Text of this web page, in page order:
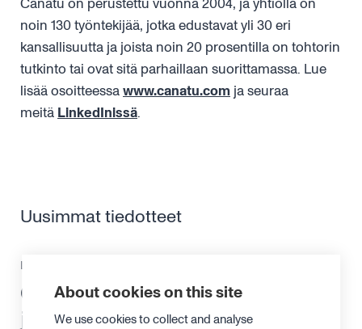
noin 130 työntekijää, jotka edustavat yli 30 eri
kansallisuutta ja joista noin 20 prosentilla on tohtorin
tutkinto tai ovat sitä parhaillaan suorittamassa. Lue
lisää osoitteessawww.canatu.com ja seuraa
meitä LinkedInissä.
Uusimmat tiedotteet
LEHDISTÖTIEDOTE
Canatu vahvistaa
johtoryhmäänsä
About cookies on this site
We use cookies to collect and analyse